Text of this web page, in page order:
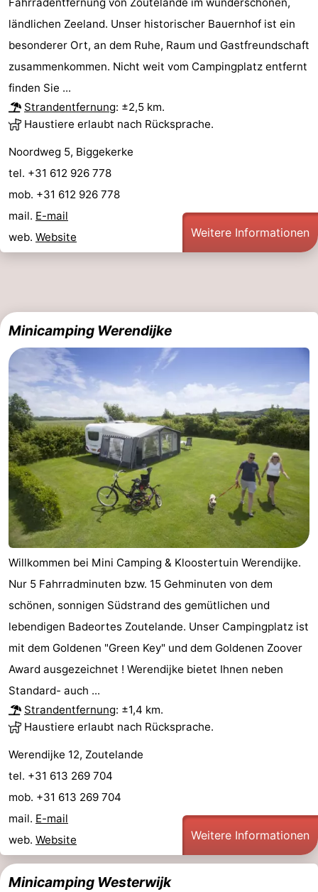
Natur
bos
-
Middelburg
Zeeuws-
Vlaanderen
-
Nieuwvliet
-
Cadzand
-
Natur
Zwin
Wetter
ländlichen Zeeland. Unser historischer Bauernhof ist ein
besonderer Ort, an dem Ruhe, Raum und Gastfreundschaft
zusammenkommen. Nicht weit vom Campingplatz entfernt
finden Sie ...
Strandentfernung: ±2,5 km.
Haustiere erlaubt nach Rücksprache.
Noordweg 5, Biggekerke
tel. +31 612 926 778
mob. +31 612 926 778
mail. E-mail
web. Website Weitere Informationen
Minicamping Werendijke
Willkommen bei Mini Camping & Kloostertuin Werendijke.
Nur 5 Fahrradminuten bzw. 15 Gehminuten von dem
schönen, sonnigen Südstrand des gemütlichen und
lebendigen Badeortes Zoutelande. Unser Campingplatz ist
mit dem Goldenen "Green Key" und dem Goldenen Zoover
Award ausgezeichnet ! Werendijke bietet Ihnen neben
Standard- auch ...
Strandentfernung: ±1,4 km.
Haustiere erlaubt nach Rücksprache.
Werendijke 12, Zoutelande
tel. +31 613 269 704
mob. +31 613 269 704
mail. E-mail
web. Website Weitere Informationen
Minicamping Westerwijk